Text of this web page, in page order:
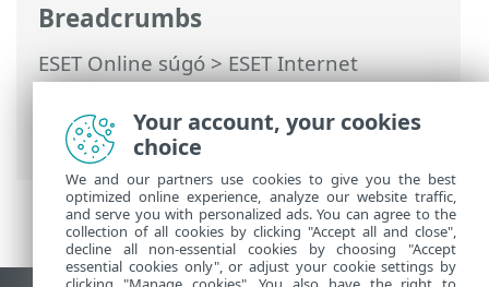
Breadcrumbs
ESET Online súgó>ESET Internet
Security>További beállítások>
Ellenőrzések> Kivételek>
Teljesítménybeli kivételek
Your account, your cookies
choice
We and our partners use cookies to give you the best
optimized online experience, analyze our website traffic,
and serve you with personalized ads. You can agree to the
collection of all cookies by clicking "Accept all and close",
decline all non-essential cookies by choosing "Accept
essential cookies only", or adjust your cookie settings by